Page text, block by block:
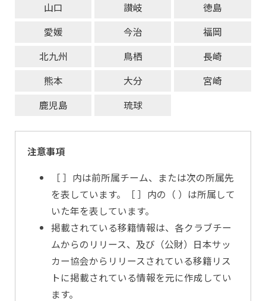
山口
讃岐
徳島
愛媛
今治
福岡
北九州
鳥栖
長崎
熊本
大分
宮崎
鹿児島
琉球
注意事項
［ ］内は前所属チーム、または次の所属先
を表しています。［ ］内の（ ）は所属して
いた年を表しています。
掲載されている移籍情報は、各クラブチー
ムからのリリース、及び（公財）日本サッ
カー協会からリリースされている移籍リス
トに掲載されている情報を元に作成してい
ます。